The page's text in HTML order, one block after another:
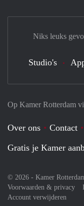
Op Kamer Rotterdam
Over ons Contact
Gratis je Kamer
© 2026 - Kamer
Voorwaarden & privacy
Account verwijderen
Niks leuks
Studio's